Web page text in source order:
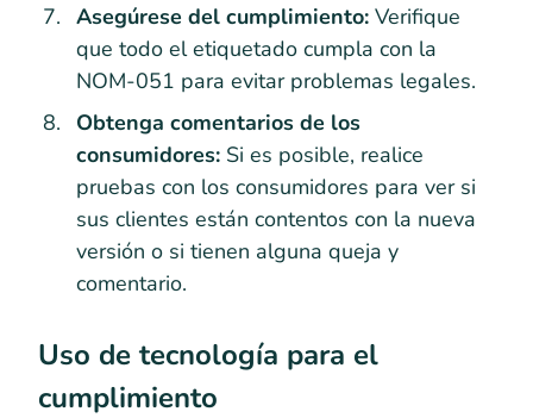
Asegúrese del cumplimiento: Verifique
que todo el etiquetado cumpla con la
NOM-051 para evitar problemas legales.
Obtenga comentarios de los
consumidores: Si es posible, realice
pruebas con los consumidores para ver si
sus clientes están contentos con la nueva
versión o si tienen alguna queja y
comentario.
Uso de tecnología para el
cumplimiento